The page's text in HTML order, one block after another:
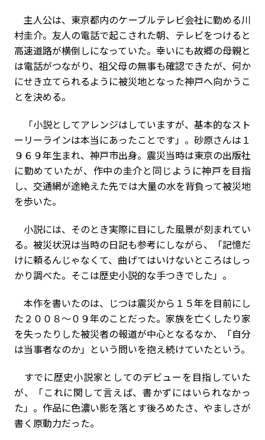
主人公は、東京都内のケーブルテレビ会社に勤める川
村圭介。友人の電話で起こされた朝、テレビをつけると
高速道路が横倒しになっていた。幸いにも故郷の母親と
は電話がつながり、祖父母の無事も確認できたが、何か
にせき立てられるように被災地となった神戸へ向かうこ
とを決める。
「小説としてアレンジはしていますが、基本的なスト
ーリーラインは本当にあったことです」。砂原さんは１
９６９年生まれ、神戸市出身。震災当時は東京の出版社
に勤めていたが、作中の圭介と同じように神戸を目指
し、交通網が途絶えた先では大量の水を背負って被災地
を歩いた。
小説には、そのとき実際に目にした風景が刻まれてい
る。被災状況は当時の日記も参考にしながら、「記憶だ
けに頼るんじゃなくて、曲げてはいけないところはしっ
かり調べた。そこは歴史小説的な手つきでした」。
本作を書いたのは、じつは震災から１５年を目前にし
た２００８～０９年のことだった。家族を亡くしたり家
を失ったりした被災者の報道が中心となるなか、「自分
は当事者なのか」という問いを抱え続けていたという。
すでに歴史小説家としてのデビューを目指していた
が、「これに関して言えば、書かずにはいられなかっ
た」。作品に色濃い影を落とす後ろめたさ、やましさが
書く原動力だった。